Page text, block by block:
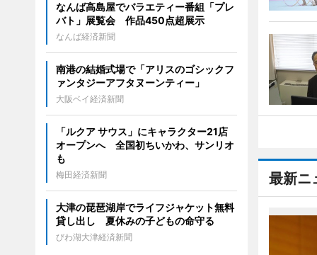
最新ニ
なんば高島屋でバラエティー番組「プレ
バト」展覧会 作品450点超展示
なんば経済新聞
南港の結婚式場で「アリスのゴシックフ
ァンタジーアフタヌーンティー」
大阪ベイ経済新聞
「ルクア サウス」にキャラクター21店
オープンへ 全国初ちいかわ、サンリオ
も
梅田経済新聞
大津の琵琶湖岸でライフジャケット無料
貸し出し 夏休みの子どもの命守る
びわ湖大津経済新聞